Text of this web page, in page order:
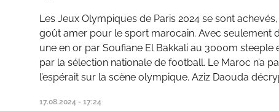
Les Jeux Olympiques de Paris 2024 se sont
goût amer pour le sport marocain. Avec seulement
une en or par Soufiane El Bakkali au 3000m steeple
par la sélection nationale de football. Le Maroc n’a
l’espérait sur la scène olympique. Aziz Daouda
17.08.2024 - 17:24